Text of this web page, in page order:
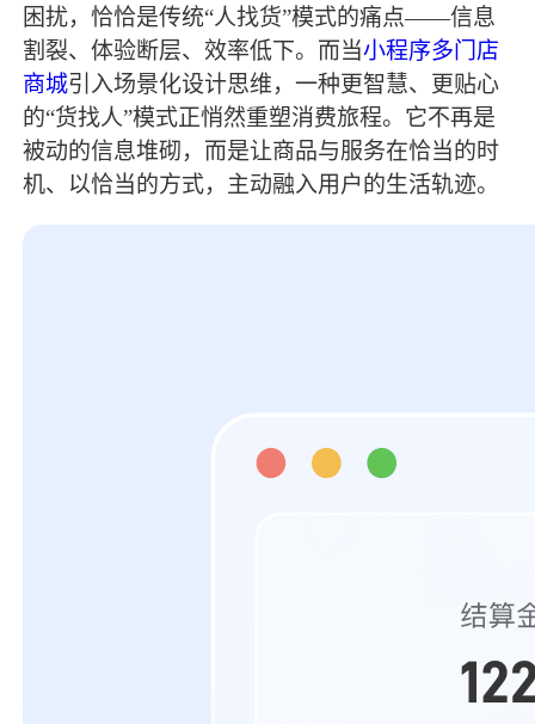
困扰，恰恰是传统“人找货”模式的痛点——信息
割裂、体验断层、效率低下。而当小程序多门店
商城引入场景化设计思维，一种更智慧、更贴心
的“货找人”模式正悄然重塑消费旅程。它不再是
被动的信息堆砌，而是让商品与服务在恰当的时
机、以恰当的方式，主动融入用户的生活轨迹。